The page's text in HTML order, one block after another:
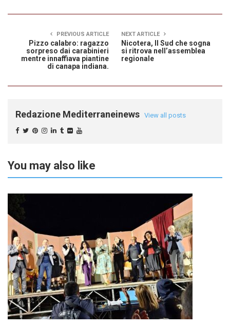
PREVIOUS ARTICLE
Pizzo calabro: ragazzo
sorpreso dai carabinieri
mentre innaffiava piantine
di canapa indiana.
NEXT ARTICLE
Nicotera, Il Sud che sogna
si ritrova nell’assemblea
regionale
Redazione Mediterraneinews View all posts
You may also like